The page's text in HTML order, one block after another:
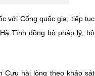
với Cổng quốc gia, tiếp tục
Tĩnh đồng bộ pháp lý, bộ
Cựu hài lòng theo khảo sát